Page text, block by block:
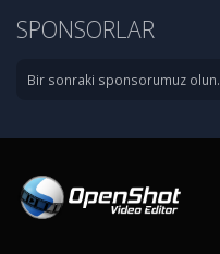
SPONSORLAR
Bir sonraki sponsorumuz olun.